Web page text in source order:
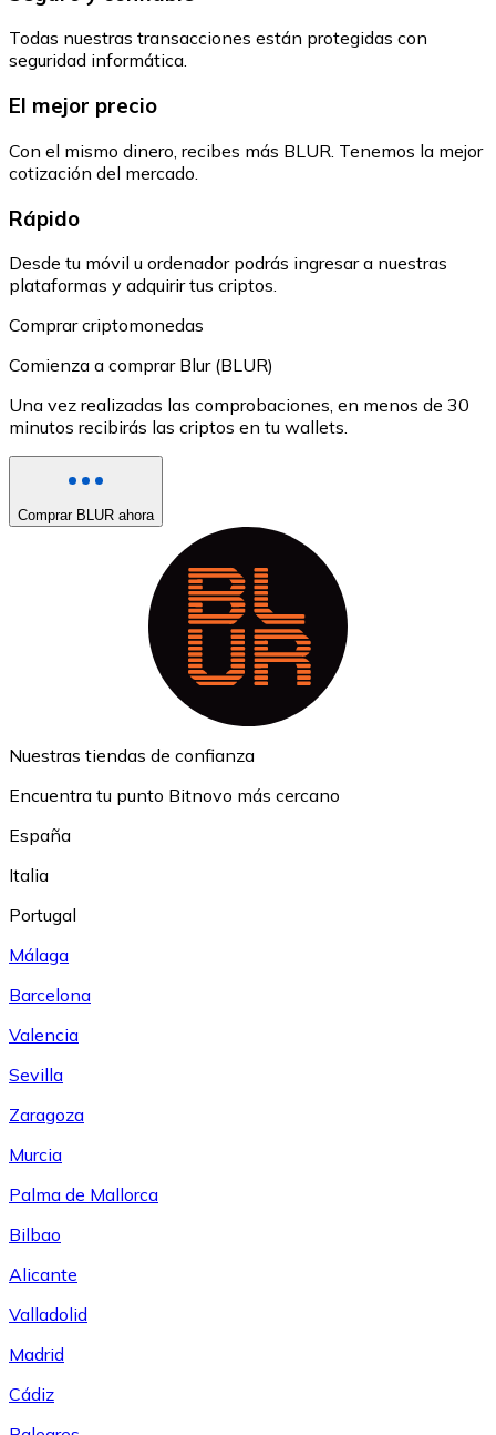
Todas nuestras transacciones están protegidas con
seguridad informática.
El mejor precio
Con el mismo dinero, recibes más BLUR. Tenemos la mejor
cotización del mercado.
Rápido
Desde tu móvil u ordenador podrás ingresar a nuestras
plataformas y adquirir tus criptos.
Comprar criptomonedas
Comienza a comprar Blur (BLUR)
Una vez realizadas las comprobaciones, en menos de 30
minutos recibirás las criptos en tu wallets.
Comprar BLUR ahora
Nuestras tiendas de confianza
Encuentra tu punto Bitnovo más cercano
España
Italia
Portugal
Málaga
Barcelona
Valencia
Sevilla
Zaragoza
Murcia
Palma de Mallorca
Bilbao
Alicante
Valladolid
Madrid
Cádiz